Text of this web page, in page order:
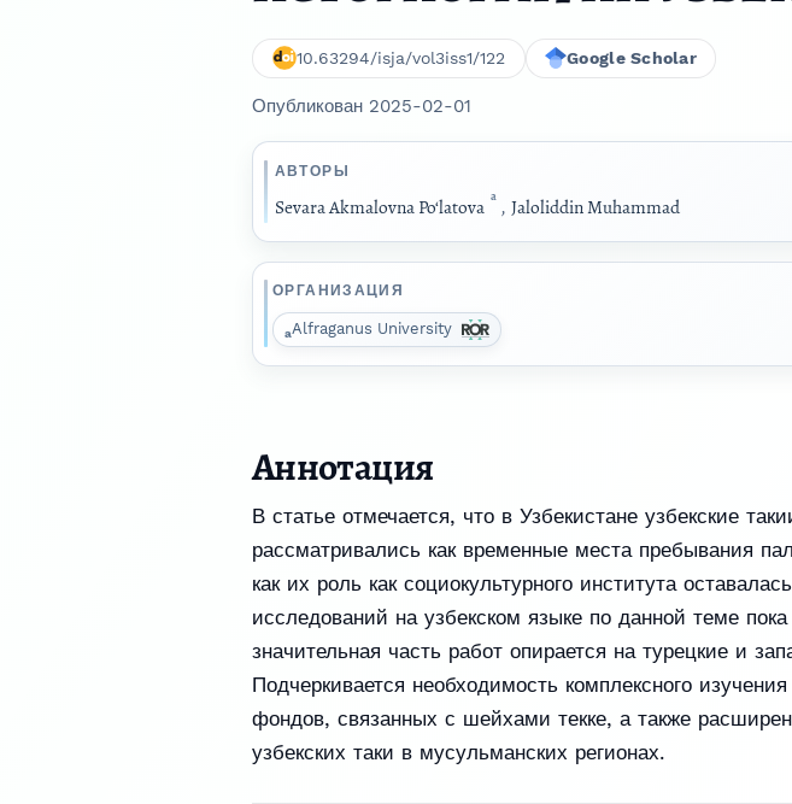
10.63294/isja/vol3iss1/122 Google Scholar
Опубликован 2025-02-01
АВТОРЫ
Sevara Akmalovna Po‘latova a , Jaloliddin Muhammad
ОРГАНИЗАЦИЯ
aAlfraganus University
Аннотация
В статье отмечается, что в Узбекистане узбекские
рассматривались как временные места пребывания
как их роль как социокультурного института
исследований на узбекском языке по данной теме
значительная часть работ опирается на турецкие и
Подчеркивается необходимость комплексного
фондов, связанных с шейхами текке, а также
узбекских таки в мусульманских регионах.